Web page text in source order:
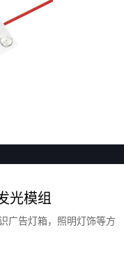
光模组
广告灯箱，照明灯饰等方